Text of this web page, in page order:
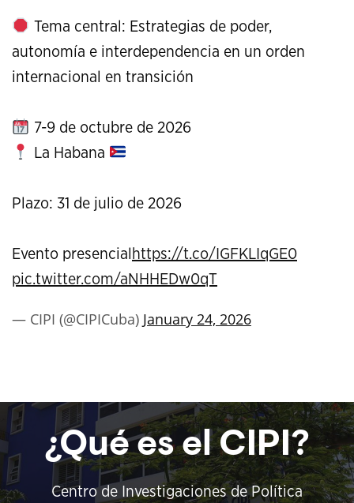
Tema central: Estrategias de poder,
autonomía e interdependencia en un orden
internacional en transición
7-9 de octubre de 2026
La Habana
Plazo: 31 de julio de 2026
Evento presencial https://t.co/IGFKLIqGE0
pic.twitter.com/aNHHEDw0qT
— CIPI (@CIPICuba) January 24, 2026
¿Qué es el CIPI?
Centro de Investigaciones de Política